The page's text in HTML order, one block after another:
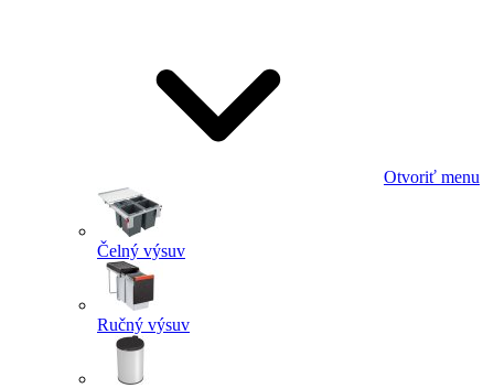
Otvoriť menu
Čelný výsuv
Ručný výsuv